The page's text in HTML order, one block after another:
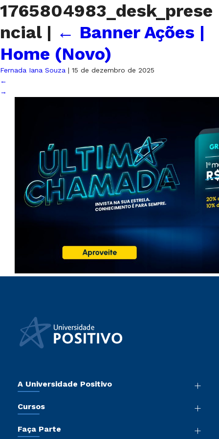
1765804983_desk_prese
ncial | ← Banner Ações |
Home (Novo)
Fernada Iana Souza | 15 de dezembro de 2025
←
→
A Universidade Positivo
Sala de Imprensa
Cursos
Pós-Graduação
Faça Parte